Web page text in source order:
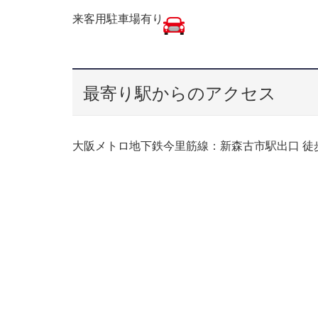
来客用駐車場有り
最寄り駅からのアクセス
大阪メトロ地下鉄今里筋線：新森古市駅出口 徒